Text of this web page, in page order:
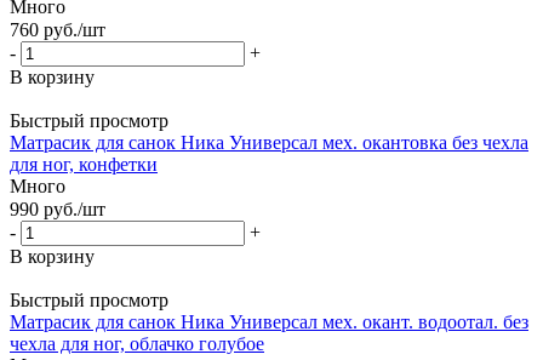
Много
760 руб./шт
-
+
В корзину
Быстрый просмотр
Матрасик для санок Ника Универсал мех. окантовка без чехла
для ног, конфетки
Много
990 руб./шт
-
+
В корзину
Быстрый просмотр
Матрасик для санок Ника Универсал мех. окант. водоотал. без
чехла для ног, облачко голубое